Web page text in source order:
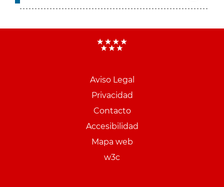
Aviso Legal
Privacidad
Contacto
Accesibilidad
Mapa web
w3c